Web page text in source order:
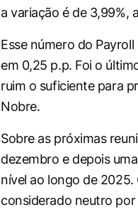
a variação é de 3,99%,
Esse número do
em 0,25 p.p. Foi o
ruim o suficiente para
Nobre.
Sobre as próximas
dezembro e depois
nível ao longo de
considerado neutro